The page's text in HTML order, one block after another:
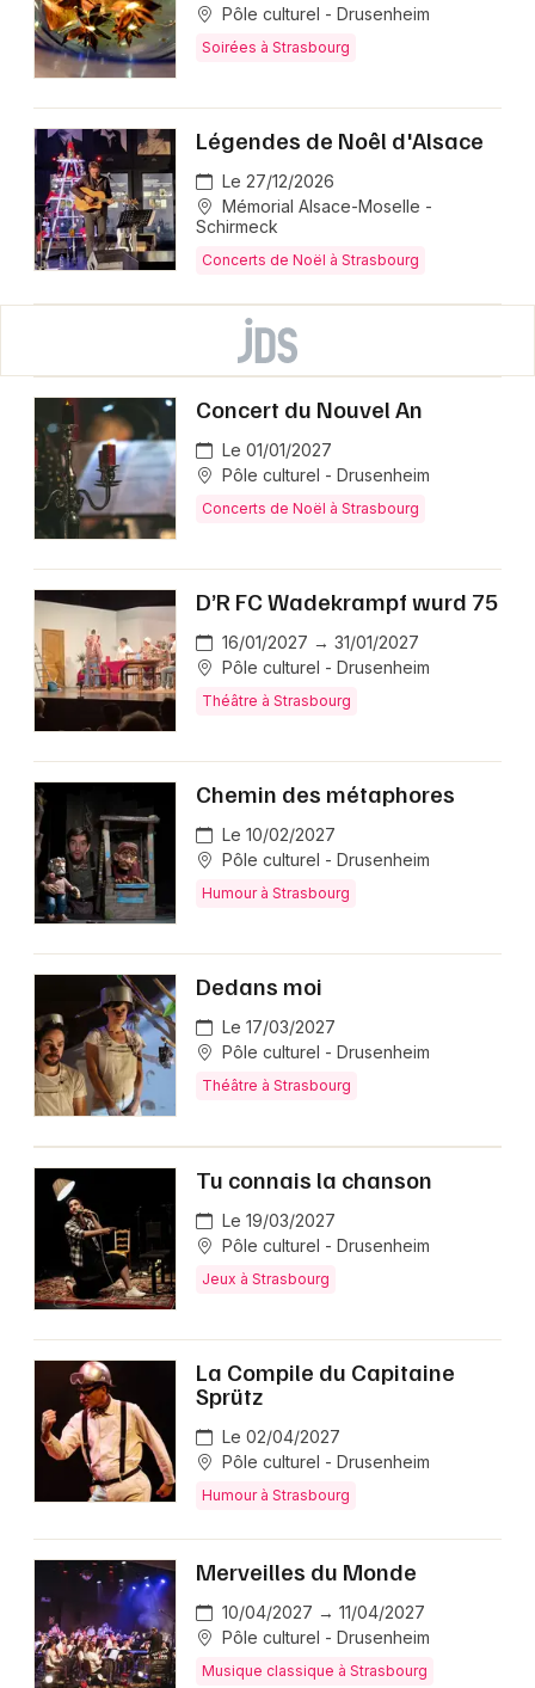
Pôle culturel - Drusenheim
Soirées à Strasbourg
Légendes de Noêl d'Alsace
Le 27/12/2026
Mémorial Alsace-Moselle -
Schirmeck
Concerts de Noël à Strasbourg
Concert du Nouvel An
Le 01/01/2027
Pôle culturel - Drusenheim
Concerts de Noël à Strasbourg
D’R FC Wadekrampf wurd 75
16/01/2027 → 31/01/2027
Pôle culturel - Drusenheim
Théâtre à Strasbourg
Chemin des métaphores
Le 10/02/2027
Pôle culturel - Drusenheim
Humour à Strasbourg
Dedans moi
Le 17/03/2027
Pôle culturel - Drusenheim
Théâtre à Strasbourg
Tu connais la chanson
Le 19/03/2027
Pôle culturel - Drusenheim
Jeux à Strasbourg
La Compile du Capitaine
Sprütz
Le 02/04/2027
Pôle culturel - Drusenheim
Humour à Strasbourg
Merveilles du Monde
10/04/2027 → 11/04/2027
Pôle culturel - Drusenheim
Musique classique à Strasbourg